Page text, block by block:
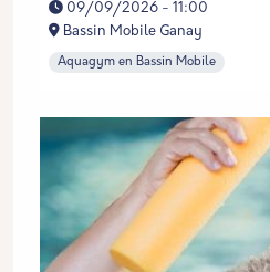
09/09/2026 - 11:00
Bassin Mobile Ganay
Aquagym en Bassin Mobile